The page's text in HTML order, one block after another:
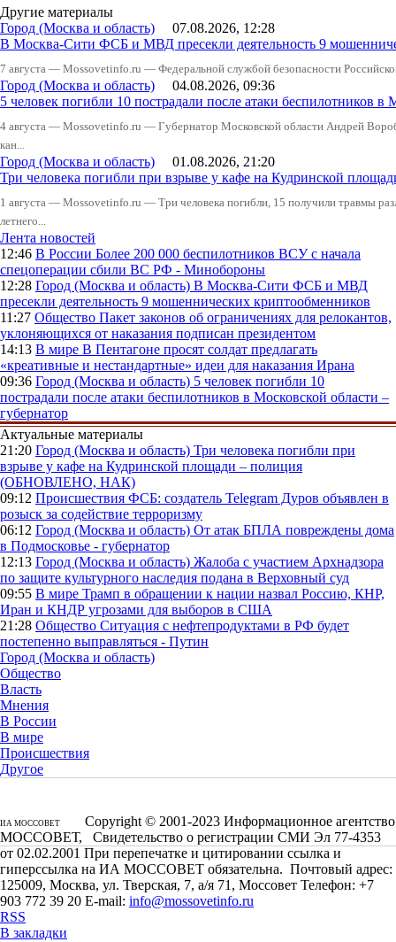
Другие материалы
Город (Москва и область) 07.08.2026, 12:28
В Москва-Сити ФСБ и МВД пресекли деятельность 9
7 августа — Mossovetinfo.ru — Федеральной службой безопасности
Город (Москва и область) 04.08.2026, 09:36
5 человек погибли 10 пострадали после атаки беспилотников в
4 августа — Mossovetinfo.ru — Губернатор Московской области Андрей
кан...
Город (Москва и область) 01.08.2026, 21:20
Три человека погибли при взрыве у кафе на Кудринской
1 августа — Mossovetinfo.ru — Три человека погибли, 15 получили травмы
летнего...
Лента новостей
12:46 В России Более 200 000 беспилотников ВСУ с начала
спецоперации сбили ВС РФ - Минобороны
12:28 Город (Москва и область) В Москва-Сити ФСБ и МВД
пресекли деятельность 9 мошеннических криптообменников
11:27 Общество Пакет законов об ограничениях для релокантов,
уклоняющихся от наказания подписан президентом
14:13 В мире В Пентагоне просят солдат предлагать
«креативные и нестандартные» идеи для наказания Ирана
09:36 Город (Москва и область) 5 человек погибли 10
пострадали после атаки беспилотников в Московской области –
губернатор
Актуальные материалы
21:20 Город (Москва и область) Три человека погибли при
взрыве у кафе на Кудринской площади – полиция
(ОБНОВЛЕНО, НАК)
09:12 Происшествия ФСБ: создатель Telegram Дуров объявлен в
розыск за содействие терроризму
06:12 Город (Москва и область) От атак БПЛА повреждены дома
в Подмосковье - губернатор
12:13 Город (Москва и область) Жалоба с участием Архнадзора
по защите культурного наследия подана в Верховный суд
09:55 В мире Трамп в обращении к нации назвал Россию, КНР,
Иран и КНДР угрозами для выборов в США
21:28 Общество Ситуация с нефтепродуктами в РФ будет
постепенно выправляться - Путин
Город (Москва и область)
Общество
Власть
Мнения
В России
В мире
Происшествия
Другое
ИА МОССОВЕТ
Copyright © 2001-2023 Информационное агентство
МОССОВЕТ, Свидетельство о регистрации СМИ Эл 77-4353
от 02.02.2001 При перепечатке и цитировании ссылка и
гиперссылка на ИА МОССОВЕТ обязательна. Почтовый адрес:
125009, Москва, ул. Тверская, 7, а/я 71, Моссовет Телефон: +7
903 772 39 20 E-mail: info@mossovetinfo.ru
RSS
В закладки